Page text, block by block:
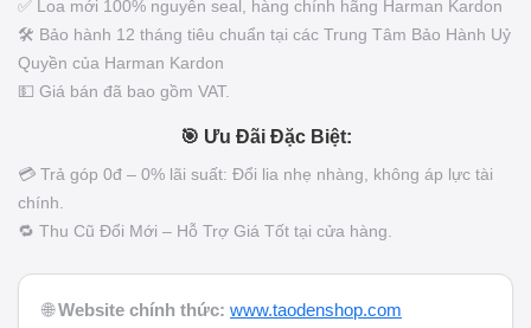
✅ Loa mới 100% nguyên seal, hàng chính hãng Harman Kardon
🛠️ Bảo hành 12 tháng tiêu chuẩn tại các Trung Tâm Bảo Hành Uỷ
Quyền của Harman Kardon
💵 Giá bán đã bao gồm VAT.
🎯 Ưu Đãi Đặc Biệt:
💳 Trả góp 0đ – 0% lãi suất: Đổi lia nhẹ nhàng, không áp lực tài
chính.
🔁 Thu Cũ Đổi Mới – Hỗ Trợ Giá Tốt tại cửa hàng.
🌐Website chính thức: www.taodenshop.com